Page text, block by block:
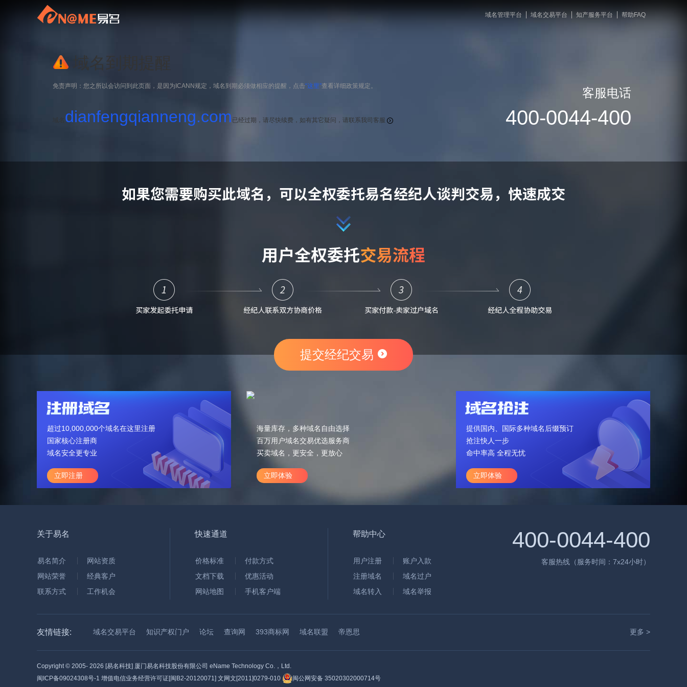
域名管理平台 域名交易平台 知产服务平台 帮助FAQ
域名到期提醒
免责声明：您之所以会访问到此页面，是因为ICANN规定，域名到期必须做相应的提醒，点击“这里”查看详细政策规定。
域名 dianfengqianneng.com 已经过期，请尽快续费，如有其它疑问，请联系我司客服
客服电话
400-0044-400
提交经纪交易
超过10,000,000个域名在这里注册
国家核心注册商
域名安全更专业
立即注册
海量库存，多种域名自由选择
百万用户域名交易优选服务商
买卖域名，更安全，更放心
立即体验
提供国内、国际多种域名后缀预订
抢注快人一步
命中率高 全程无忧
立即体验
关于易名
易名简介
网站资质
网站荣誉
经典客户
联系方式
工作机会
快速通道
价格标准
付款方式
文档下载
优惠活动
网站地图
手机客户端
帮助中心
用户注册
账户入款
注册域名
域名过户
域名转入
域名举报
400-0044-400
客服热线（服务时间：7x24小时）
友情链接: 域名交易平台 知识产权门户 论坛 查询网 393商标网 域名联盟 帝恩思 更多 >
Copyright © 2005- 2026 [易名科技] 厦门易名科技股份有限公司 eName Technology Co.，Ltd.
闽ICP备09024308号-1 增值电信业务经营许可证[闽B2-20120071] 文网文[2011]0279-010 闽公网安备 35020302000714号